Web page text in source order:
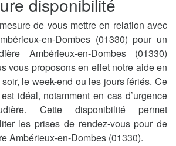
de vous mettre en relation avec
en-Dombes (01330) pour un
Ambérieux-en-Dombes (01330)
vous proposons en effet notre aide en
le week-end ou les jours fériés. Ce
idéal, notamment en cas d’urgence
Cette disponibilité permet
les prises de rendez-vous pour de
Ambérieux-en-Dombes (01330).